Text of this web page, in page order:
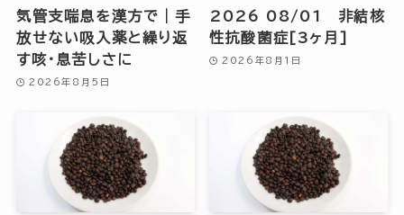
気管支喘息を漢方で｜手
放せない吸入薬と繰り返
す咳・息苦しさに
2026年8月5日
2026 08/01 非結核
性抗酸菌症[3ヶ月]
2026年8月1日